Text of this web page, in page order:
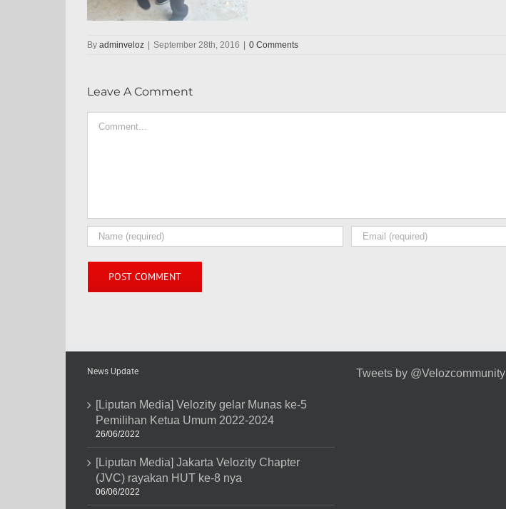
By adminveloz September 28th, 2016 0 Comments
Leave A Comment
News Update
[Liputan Media] Velozity gelar Munas ke-5
Pemilihan Ketua Umum 2022-2024
26/06/2022
[Liputan Media] Jakarta Velozity Chapter
(JVC) rayakan HUT ke-8 nya
06/06/2022
Tweets by @Velozcommunity